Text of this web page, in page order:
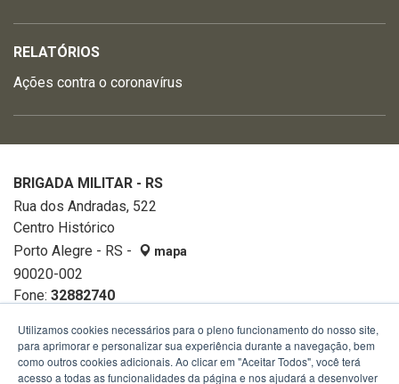
RELATÓRIOS
Ações contra o coronavírus
BRIGADA MILITAR - RS
Rua dos Andradas, 522
Centro Histórico
Porto Alegre - RS -
mapa
90020-002
Fone: 32882740
Utilizamos cookies necessários para o pleno funcionamento do nosso site,
para aprimorar e personalizar sua experiência durante a navegação, bem
como outros cookies adicionais. Ao clicar em "Aceitar Todos", você terá
acesso a todas as funcionalidades da página e nos ajudará a desenvolver